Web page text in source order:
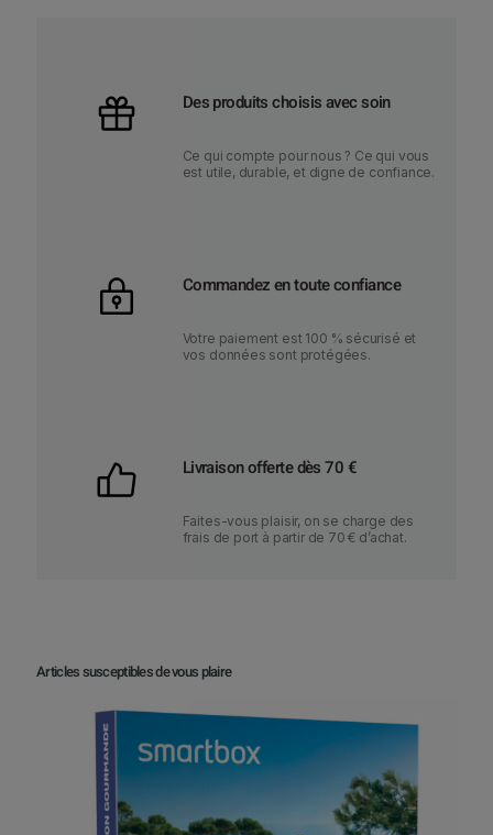
Des produits choisis avec soin
Ce qui compte pour nous ? Ce qui vous
est utile, durable, et digne de confiance.
Commandez en toute confiance
Votre paiement est 100 % sécurisé et
vos données sont protégées.
Livraison offerte dès 70 €
Faites-vous plaisir, on se charge des
frais de port à partir de 70 € d’achat.
Articles susceptibles de vous plaire